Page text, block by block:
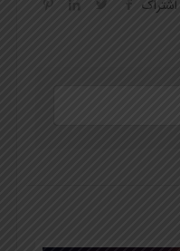
اشتراک